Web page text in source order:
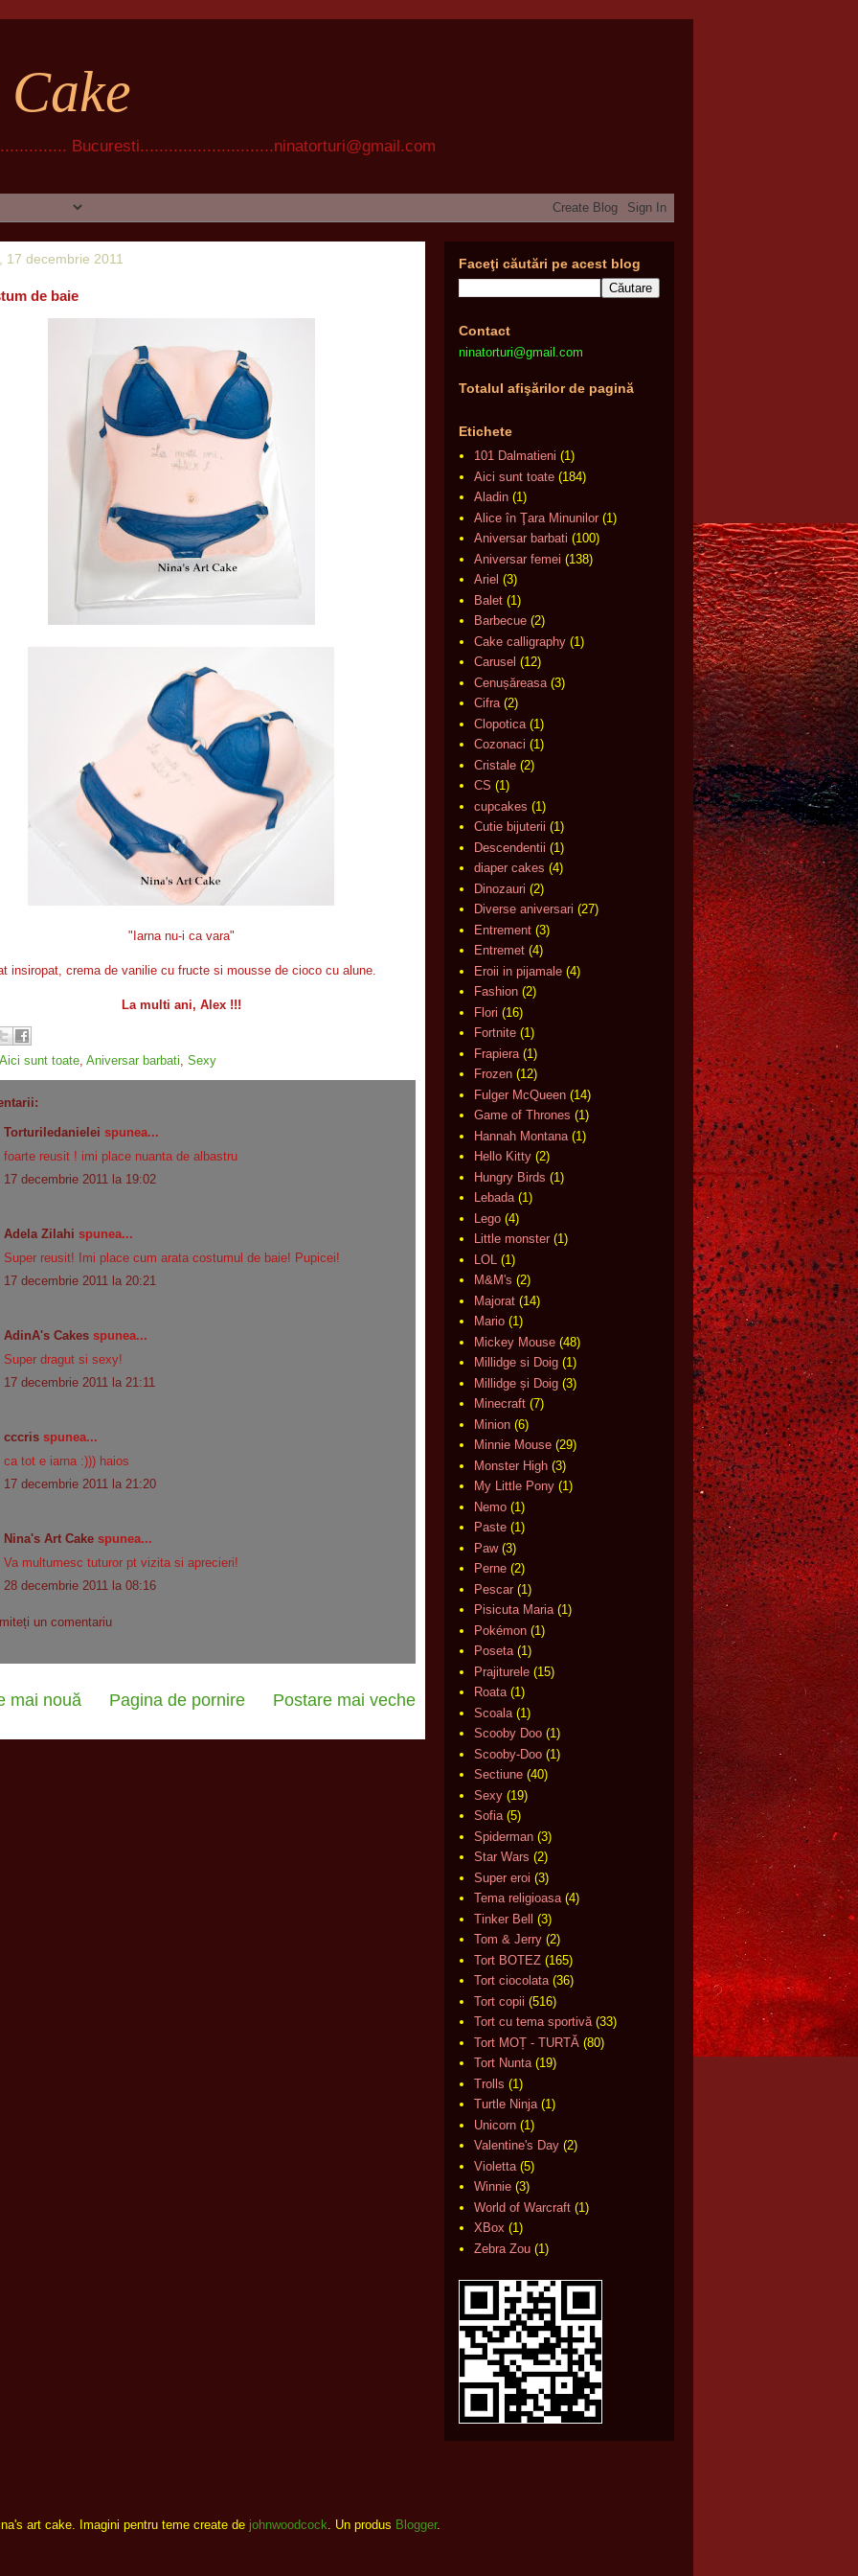
Bucuresti............................ninatorturi@gmail.com
17 decembrie 2011
de baie
"Iarna nu-i ca vara"
insiropat, crema de vanilie cu fructe si mousse de cioco cu alune.
La multi ani, Alex !!!
Aici sunt toate, Aniversar barbati, Sexy
Torturiledanielei spunea...
foarte reusit ! imi place nuanta de albastru
17 decembrie 2011 la 19:02
Adela Zilahi spunea...
Super reusit! Imi place cum arata costumul de baie! Pupicei!
17 decembrie 2011 la 20:21
AdinA's Cakes spunea...
Super dragut si sexy!
17 decembrie 2011 la 21:11
cccris spunea...
ca tot e iarna :))) haios
17 decembrie 2011 la 21:20
Nina's Art Cake spunea...
Va multumesc tuturor pt vizita si aprecieri!
28 decembrie 2011 la 08:16
un comentariu
mai nouă Postare mai veche
Pagina de pornire
Faceţi căutări pe acest blog
Contact
ninatorturi@gmail.com
Totalul afişărilor de pagină
Etichete
101 Dalmatieni (1)
Aici sunt toate (184)
Aladin (1)
Alice în Ţara Minunilor (1)
Aniversar barbati (100)
Aniversar femei (138)
Ariel (3)
Balet (1)
Barbecue (2)
Cake calligraphy (1)
Carusel (12)
Cenușăreasa (3)
Cifra (2)
Clopotica (1)
Cozonaci (1)
Cristale (2)
CS (1)
cupcakes (1)
Cutie bijuterii (1)
Descendentii (1)
diaper cakes (4)
Dinozauri (2)
Diverse aniversari (27)
Entrement (3)
Entremet (4)
Eroii in pijamale (4)
Fashion (2)
Flori (16)
Fortnite (1)
Frapiera (1)
Frozen (12)
Fulger McQueen (14)
Game of Thrones (1)
Hannah Montana (1)
Hello Kitty (2)
Hungry Birds (1)
Lebada (1)
Lego (4)
Little monster (1)
LOL
(1)
M&M's (2)
Majorat (14)
Mario (1)
Mickey Mouse (48)
Millidge si Doig (1)
Millidge și Doig (3)
Minecraft (7)
Minion (6)
Minnie Mouse (29)
Monster High (3)
My Little Pony (1)
Nemo (1)
Paste (1)
Paw (3)
Perne (2)
Pescar (1)
Pisicuta Maria (1)
Pokémon (1)
Poseta (1)
Prajiturele (15)
Roata (1)
Scoala (1)
Scooby Doo (1)
Scooby-Doo (1)
Sectiune (40)
Sexy (19)
Sofia (5)
Spiderman (3)
Star Wars (2)
Super eroi (3)
Tema religioasa (4)
Tinker Bell
(3)
Tom & Jerry (2)
Tort BOTEZ (165)
Tort ciocolata (36)
Tort copii (516)
Tort cu tema sportivă (33)
Tort MOȚ - TURTĂ (80)
Tort Nunta (19)
Trolls (1)
Turtle Ninja (1)
Unicorn (1)
Valentine's Day (2)
Violetta (5)
Winnie (3)
World of Warcraft (1)
XBox (1)
Zebra Zou (1)
art cake. Imagini pentru teme create de johnwoodcock. Un produs Blogger.